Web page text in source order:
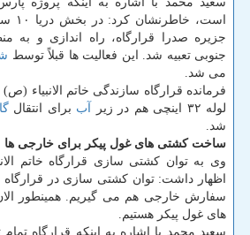
جزیره صدرا قرارگاه، راه اندازی و به
جنوبی تعبیه شد. این فعالیت ها قبلاً توسط
می شد.
لوله ۳۲ اینچی هم در زیر
آب برای انتقال
شد.
ساخت كشتی های غول پیكر برای خارجی ها
وی به توان كشتی سازی قرارگاه خاتم
اظهار داشت: توان كشتی سازی در قرارگاه
سفارش خارجی هم می گیریم. همینطور
های غول پیكر هستیم.
سعید محمد با اشاره به اینكه قرارگاه